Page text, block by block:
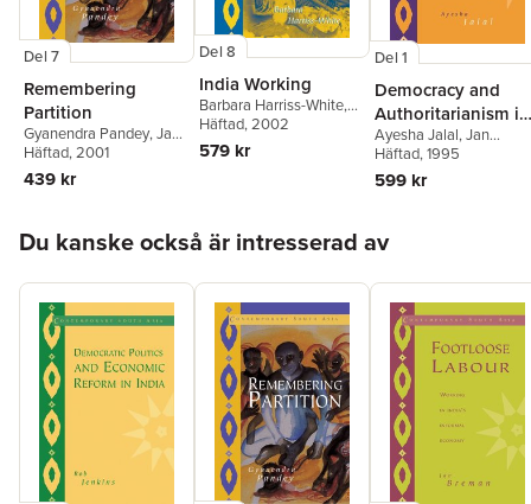
Del 7
Remembering
Partition
Gyanendra Pandey,Jan
Breman,G. P. Hawthorn
Häftad, 2001
439 kr
Del 8
India Working
Barbara Harriss-White,
Jan Breman,G. P.
Hawthorn
Häftad, 2002
579 kr
Del 1
Democracy and
Authoritarianism in
South Asia
Ayesha Jalal,Jan
Breman
Häftad, 1995
599 kr
Du kanske också är intresserad av